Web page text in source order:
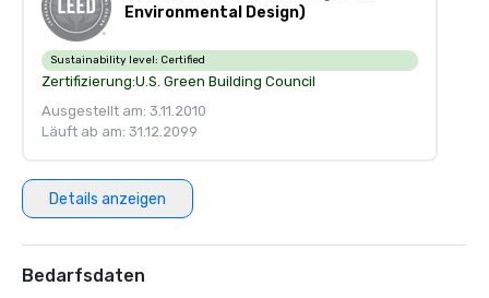
Environmental Design)
Sustainability level: Certified
Zertifizierung:U.S. Green Building Council
Ausgestellt am: 3.11.2010
Läuft ab am: 31.12.2099
Details anzeigen
Bedarfsdaten